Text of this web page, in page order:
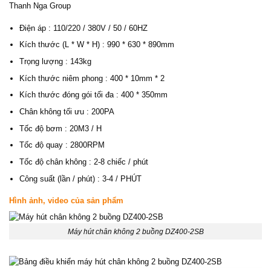
Thanh Nga Group
Điện áp : 110/220 / 380V / 50 / 60HZ
Kích thước (L * W * H) : 990 * 630 * 890mm
Trọng lượng : 143kg
Kích thước niêm phong : 400 * 10mm * 2
Kích thước đóng gói tối đa : 400 * 350mm
Chân không tối ưu : 200PA
Tốc độ bơm : 20M3 / H
Tốc độ quay : 2800RPM
Tốc độ chân không : 2-8 chiếc / phút
Công suất (lần / phút) : 3-4 / PHÚT
Hình ảnh, video của sản phẩm
Máy hút chân không 2 buồng DZ400-2SB